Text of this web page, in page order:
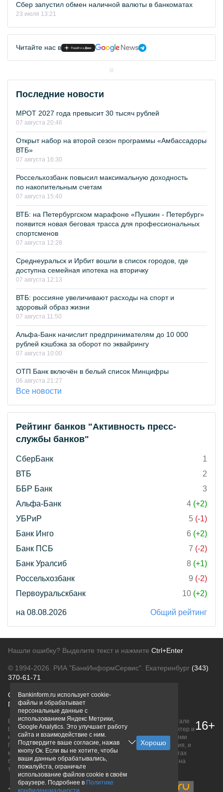
Сбер запустил обмен наличной валюты в банкоматах
23 июля 13:21
Читайте нас в
Последние новости
МРОТ 2027 года превысит 30 тысяч рублей
07 августа 20:46
Открыт набор на второй сезон программы «Амбассадоры
ВТБ»
07 августа 16:30
Россельхозбанк повысил максимальную доходность
по накопительным счетам
07 августа 15:40
ВТБ: на Петербургском марафоне «Пушкин - Петербург»
появится новая беговая трасса для профессиональных
спортсменов
07 августа 12:28
Среднеуральск и Ирбит вошли в список городов, где
доступна семейная ипотека на вторичку
07 августа 12:13
ВТБ: россияне увеличивают расходы на спорт и
здоровый образ жизни
07 августа 11:50
Альфа-Банк начислит предпринимателям до 10 000
рублей кэшбэка за оборот по эквайрингу
07 августа 10:00
ОТП Банк включён в белый список Минцифры
06 августа 21:27
Все новости
Рейтинг банков "Активность пресс-
службы банков"
СберБанк
1
ВТБ
2
ББР Банк
3
Альфа-Банк
4 (+2)
УБРиР
5 (-1)
Банк Инго
6 (+2)
Банк ПСБ
7 (-2)
Банк Уралсиб
8 (+1)
Россельхозбанк
9 (-2)
Первоуральскбанк
10 (+2)
на 08.08.2026 Общий рейтинг
Нашли ошибку? Выделите текст и нажмите Ctrl+Enter
© 1994-2026. РИА "БанкИнформСервис". Екатеринбург (343)
370-61-71
О проектеПолитика конфиденциальности
Правовая информацияДля рекламодателей
Вся информация о продуктах банков, размещенная на портале
bankinform.ru, носит исключительно ознакомительный характер и
не является публичной офертой, определяемой положениями
ГК РФ. Информация не содержит точного и полного описания, и
может быть изменена. Конечные условия уточняйте на сайтах
банков или при личном обращении. Исключительное право на
товарные знаки принадлежит их правообладателям.
16+
Bankinform.ru использует cookie-
файлы и обрабатывает
персональные данные с
использованием Яндекс Метрики,
Google Analytics. Это улучшает работу
сайта и взаимодействие с ним.
Подтвердите ваше согласие, нажав
кнопу Ок. Если вы не хотите, чтобы
ваши данные обрабатывались,
пожалуйста, ограничьте
использование файлов cookie в своём
браузере. Подробнее в Политике
конфиденциальности